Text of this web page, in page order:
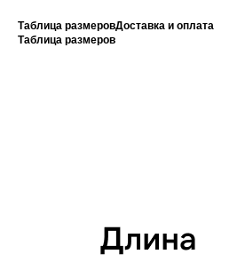
Таблица размеровДоставка и оплата
Таблица размеров